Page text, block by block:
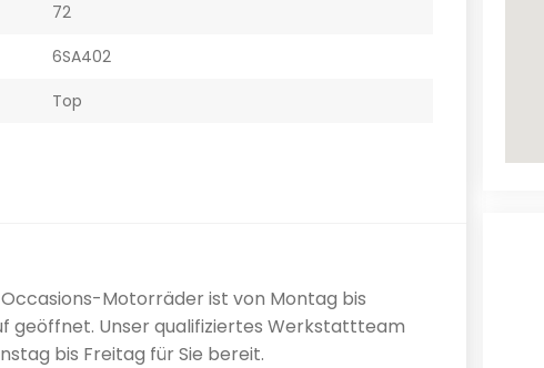
72
6SA402
Top
Motorräder ist von Montag bis
geöffnet. Unser qualifiziertes Werkstattteam
bis Freitag für Sie bereit.